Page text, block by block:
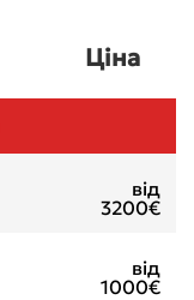
Ціна
від
3200€
від
1000€